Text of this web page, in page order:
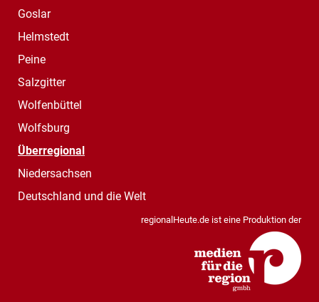
Goslar
Helmstedt
Peine
Salzgitter
Wolfenbüttel
Wolfsburg
Überregional
Niedersachsen
Deutschland und die Welt
regionalHeute.de ist eine Produktion der